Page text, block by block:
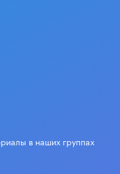
в наших группах